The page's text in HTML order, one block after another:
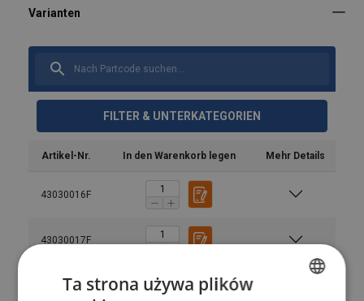
FILTER & UNTERKATEGORIEN
Artikel-Nr. In den Warenkorb legen Mehr Details
43030016F
43030017F
43030018F
Ta strona używa plików